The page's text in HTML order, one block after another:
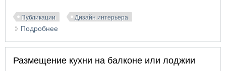
Публикации Дизайн интерьера
Подробнее
Размещение кухни на балконе или лоджии